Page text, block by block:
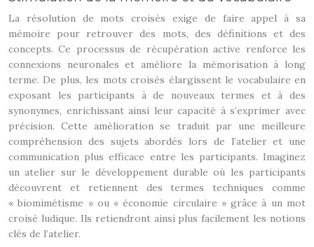
La résolution de mots croisés exige de faire appel à sa
mémoire pour retrouver des mots, des définitions et des
concepts. Ce processus de récupération active renforce les
connexions neuronales et améliore la mémorisation à long
terme. De plus, les mots croisés élargissent le vocabulaire en
exposant les participants à de nouveaux termes et à des
synonymes, enrichissant ainsi leur capacité à s’exprimer avec
précision. Cette amélioration se traduit par une meilleure
compréhension des sujets abordés lors de l’atelier et une
communication plus efficace entre les participants. Imaginez
un atelier sur le développement durable où les participants
découvrent et retiennent des termes techniques comme
« biomimétisme » ou « économie circulaire » grâce à un mot
croisé ludique. Ils retiendront ainsi plus facilement les notions
clés de l’atelier.